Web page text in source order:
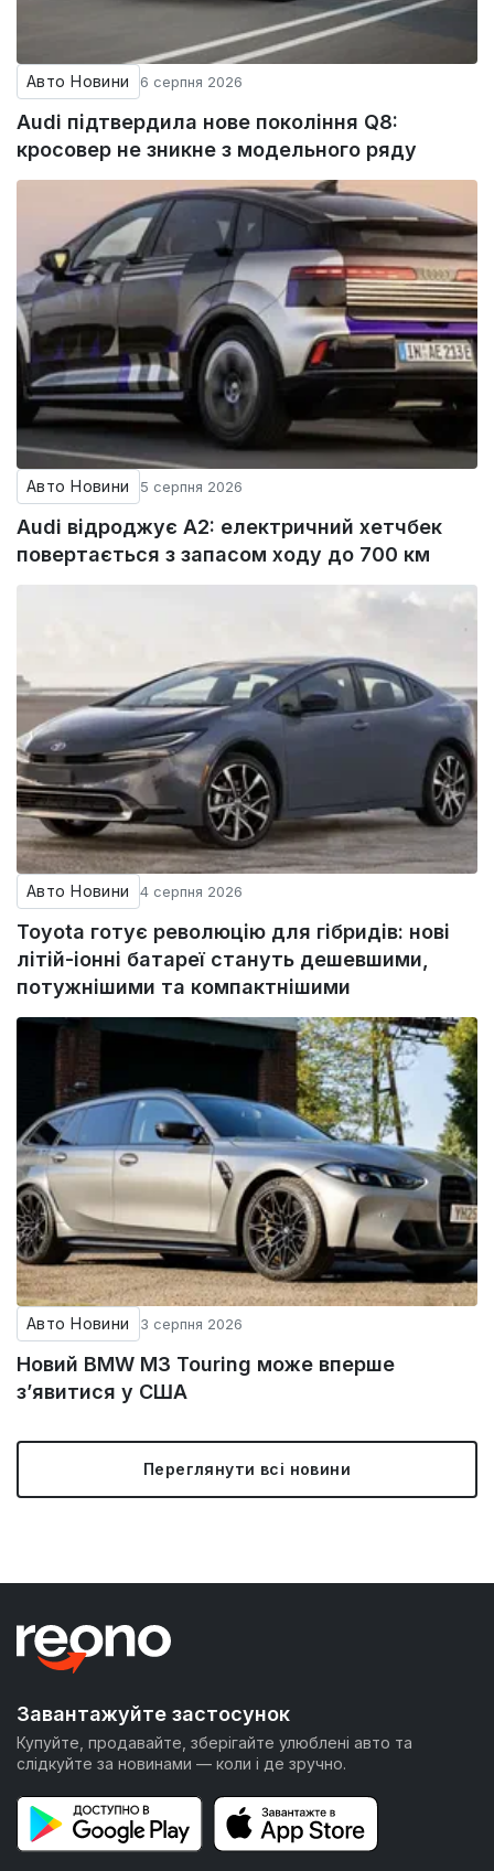
Авто Новини 6 серпня 2026
Audi підтвердила нове покоління Q8:
кросовер не зникне з модельного ряду
Авто Новини 5 серпня 2026
Audi відроджує A2: електричний хетчбек
повертається з запасом ходу до 700 км
Авто Новини 4 серпня 2026
Toyota готує революцію для гібридів: нові
літій-іонні батареї стануть дешевшими,
потужнішими та компактнішими
Авто Новини 3 серпня 2026
Новий BMW M3 Touring може вперше
з’явитися у США
Переглянути всі новини
Завантажуйте застосунок
Купуйте, продавайте, зберігайте улюблені авто та
слідкуйте за новинами — коли і де зручно.